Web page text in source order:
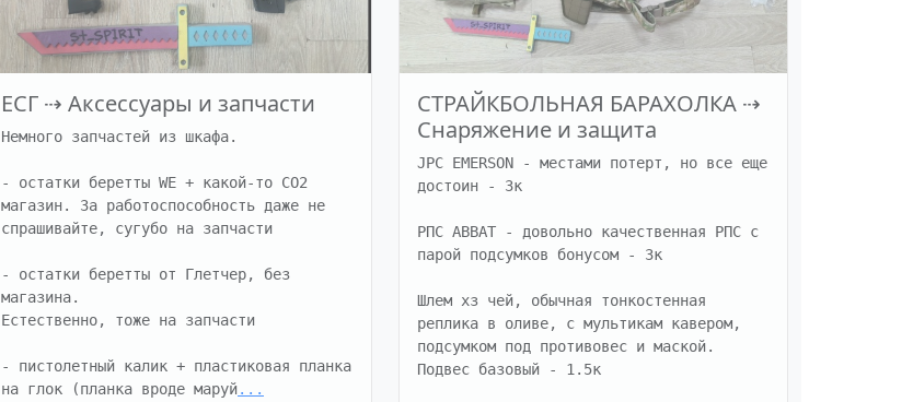
ЕСГ ⇢ Аксессуары и запчасти
Немного запчастей из шкафа.
- остатки беретты WE + какой-то СО2
магазин. За работоспособность даже не
спрашивайте, сугубо на запчасти
- остатки беретты от Глетчер, без
магазина.
Естественно, тоже на запчасти
- пистолетный калик + пластиковая планка
на глок (планка вроде маруй...
СТРАЙКБОЛЬНАЯ БАРАХОЛКА ⇢
Снаряжение и защита
JPC EMERSON - местами потерт, но все еще
достоин - 3к
РПС ABBAT - довольно качественная РПС с
парой подсумков бонусом - 3к
Шлем хз чей, обычная тонкостенная
реплика в оливе, с мультикам кавером,
подсумком под противовес и маской.
Подвес базовый - 1.5к